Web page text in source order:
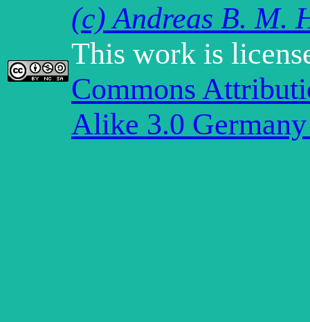
(c) Andreas B. M.
This work is
Commons
Alike 3.0